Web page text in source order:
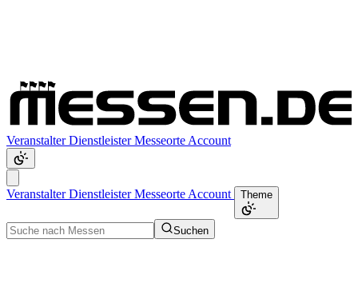
VeranstalterDienstleisterMesseorte Account
VeranstalterDienstleisterMesseorte Account Theme
Suchen